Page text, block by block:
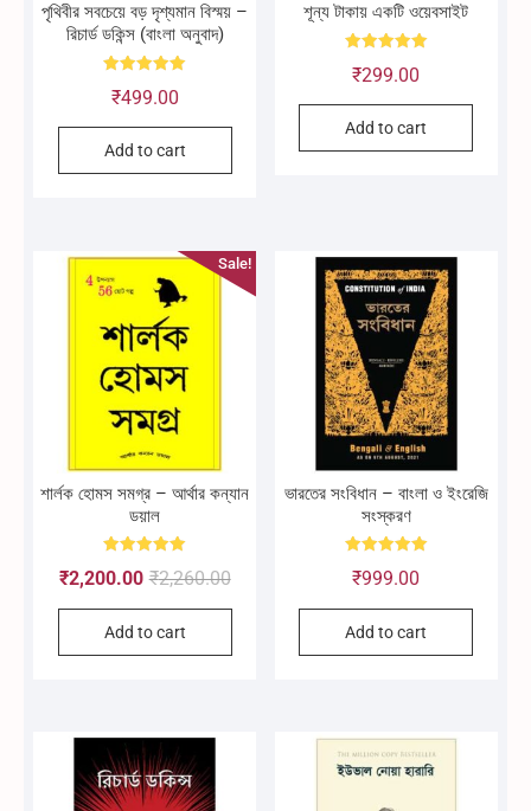
পৃথিবীর সবচেয়ে বড় দৃশ্যমান বিস্ময় –
রিচার্ড ডকিন্স (বাংলা অনুবাদ)
5.00
₹499.00
Add to cart
শূন্য টাকায় একটি ওয়েবসাইট
5.00
₹299.00
Add to cart
Sale!
শার্লক হোমস সমগ্র – আর্থার কন্যান
ডয়াল
5.00
₹2,260.00Original
price
₹2,260.00.
₹2,200.00
Current
price
₹2,200.00.
Add to cart
ভারতের সংবিধান – বাংলা ও ইংরেজি
সংস্করণ
5.00
₹999.00
Add to cart